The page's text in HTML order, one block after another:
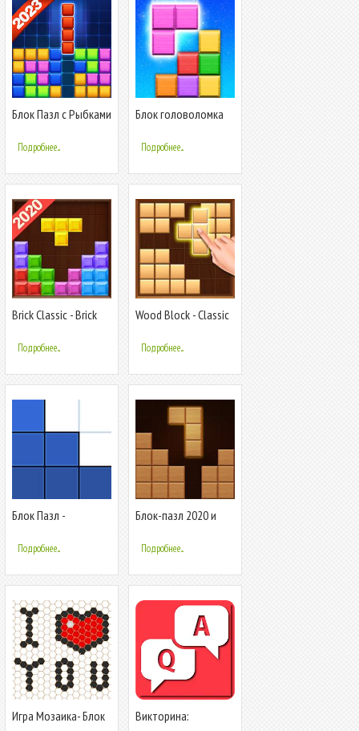
Блок Пазл с Рыбками
Подробнее...
Блок головоломка
Подробнее...
Brick Classic - Brick
Подробнее...
Wood Block - Classic
Подробнее...
Блок Пазл -
головоломка из
блоков
Подробнее...
Блок-пазл 2020 и
Подробнее...
Игра Мозаика- Блок
Викторина: